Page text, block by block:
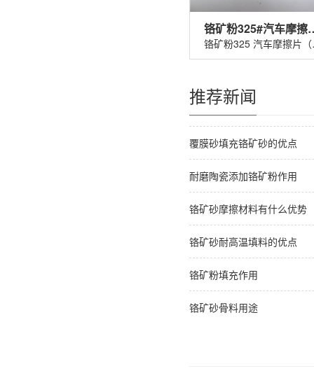
铬矿粉
铬矿
推荐新闻
覆膜砂填充铬矿砂的优点
耐磨陶瓷添加铬矿粉作用
铬矿砂摩擦材料有什么优势
铬矿砂耐高温填料的优点
铬矿粉填充作用
铬矿砂骨料用途